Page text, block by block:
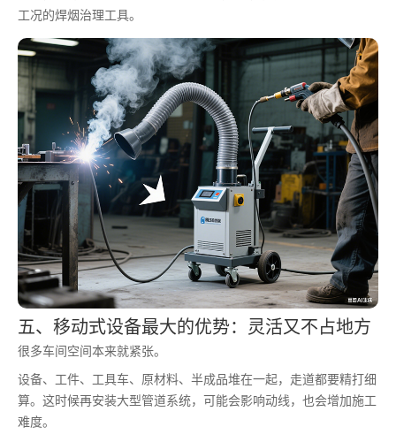
工况的焊烟治理工具。
五、移动式设备最大的优势：灵活又不占地方
很多车间空间本来就紧张。
设备、工件、工具车、原材料、半成品堆在一起，走道都要精打细
算。这时候再安装大型管道系统，可能会影响动线，也会增加施工
难度。